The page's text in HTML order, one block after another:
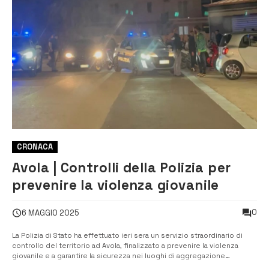
CRONACA
Avola | Controlli della Polizia per
prevenire la violenza giovanile
6 MAGGIO 2025 0
La Polizia di Stato ha effettuato ieri sera un servizio straordinario di
controllo del territorio ad Avola, finalizzato a prevenire la violenza
giovanile e a garantire la sicurezza nei luoghi di aggregazione